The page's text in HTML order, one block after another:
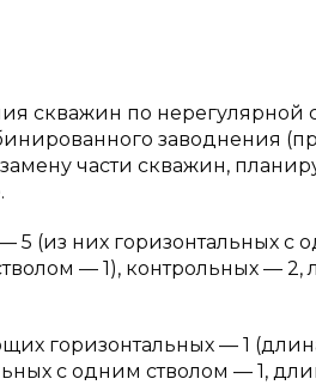
скважин по нерегулярной
заводнения
части скважин,
(из них горизонтальных с
— 1), контрольных —
горизонтальных — 1
с одним стволом — 1,